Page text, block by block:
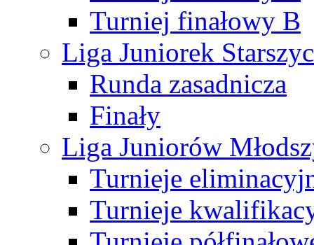
Turniej finałowy B
Liga Juniorek
Runda zasadnicza
Finały
Liga Juniorów
Turnieje
Turnieje